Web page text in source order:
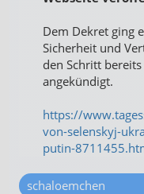
Dem Dekret ging
Sicherheit und
den Schritt
angekündigt.
https://
von-selenskyj-
putin-
schaloemchen